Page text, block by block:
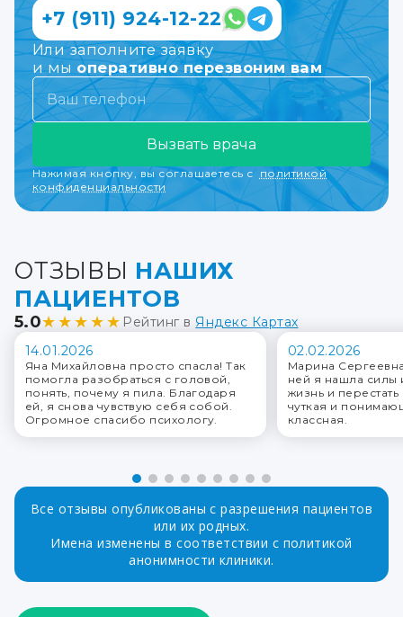
+7 (911) 924-12-22
Или заполните заявку
и мы оперативно перезвоним вам
Вызвать врача
Нажимая кнопку, вы соглашаетесь с политикой
конфиденциальности
ОТЗЫВЫ НАШИХ
ПАЦИЕНТОВ
5.0★★★★★ Рейтинг в Яндекс Картах
14.01.2026
Яна Михайловна просто спасла! Так
помогла разобраться с головой,
понять, почему я пила. Благодаря
ей, я снова чувствую себя собой.
Огромное спасибо психологу.
02.02.2026
Марина
ней я нашла силы
жизнь и
чуткая и
классная.
Все отзывы опубликованы с разрешения пациентов
или их родных.
Имена изменены в соответствии с политикой
анонимности клиники.